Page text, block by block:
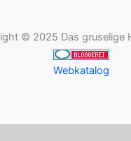
© 2025 Das gruselige
Webkatalog